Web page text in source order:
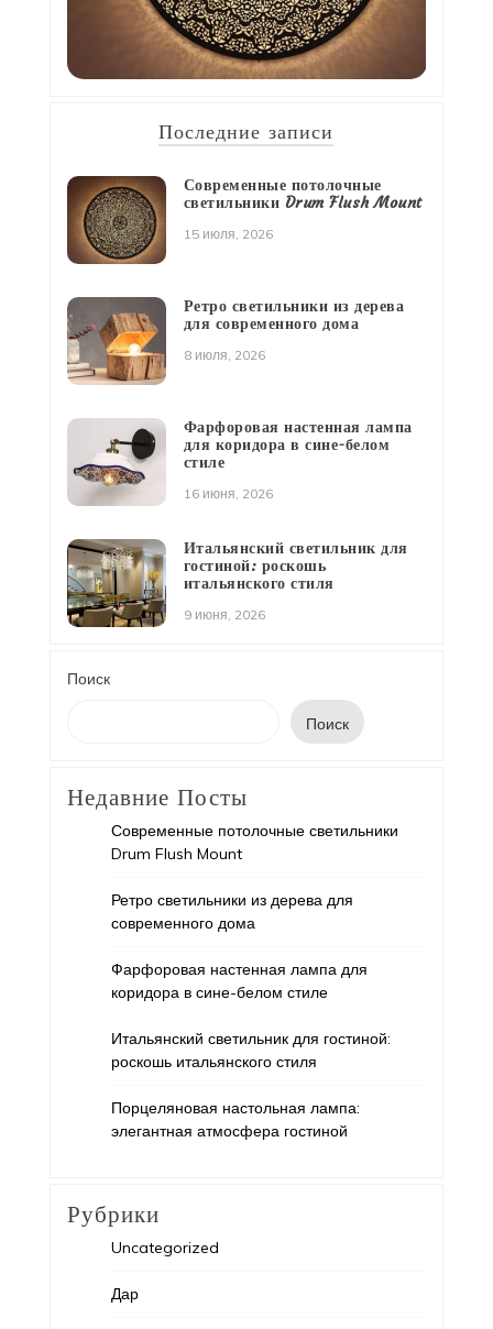
Последние записи
Современные потолочные
светильники Drum Flush Mount
15 июля, 2026
Ретро светильники из дерева
для современного дома
8 июля, 2026
Фарфоровая настенная лампа
для коридора в сине-белом
стиле
16 июня, 2026
Итальянский светильник для
гостиной: роскошь
итальянского стиля
9 июня, 2026
Поиск
Поиск
Недавние Посты
Современные потолочные светильники
Drum Flush Mount
Ретро светильники из дерева для
современного дома
Фарфоровая настенная лампа для
коридора в сине-белом стиле
Итальянский светильник для гостиной:
роскошь итальянского стиля
Порцеляновая настольная лампа:
элегантная атмосфера гостиной
Рубрики
Uncategorized
Дар